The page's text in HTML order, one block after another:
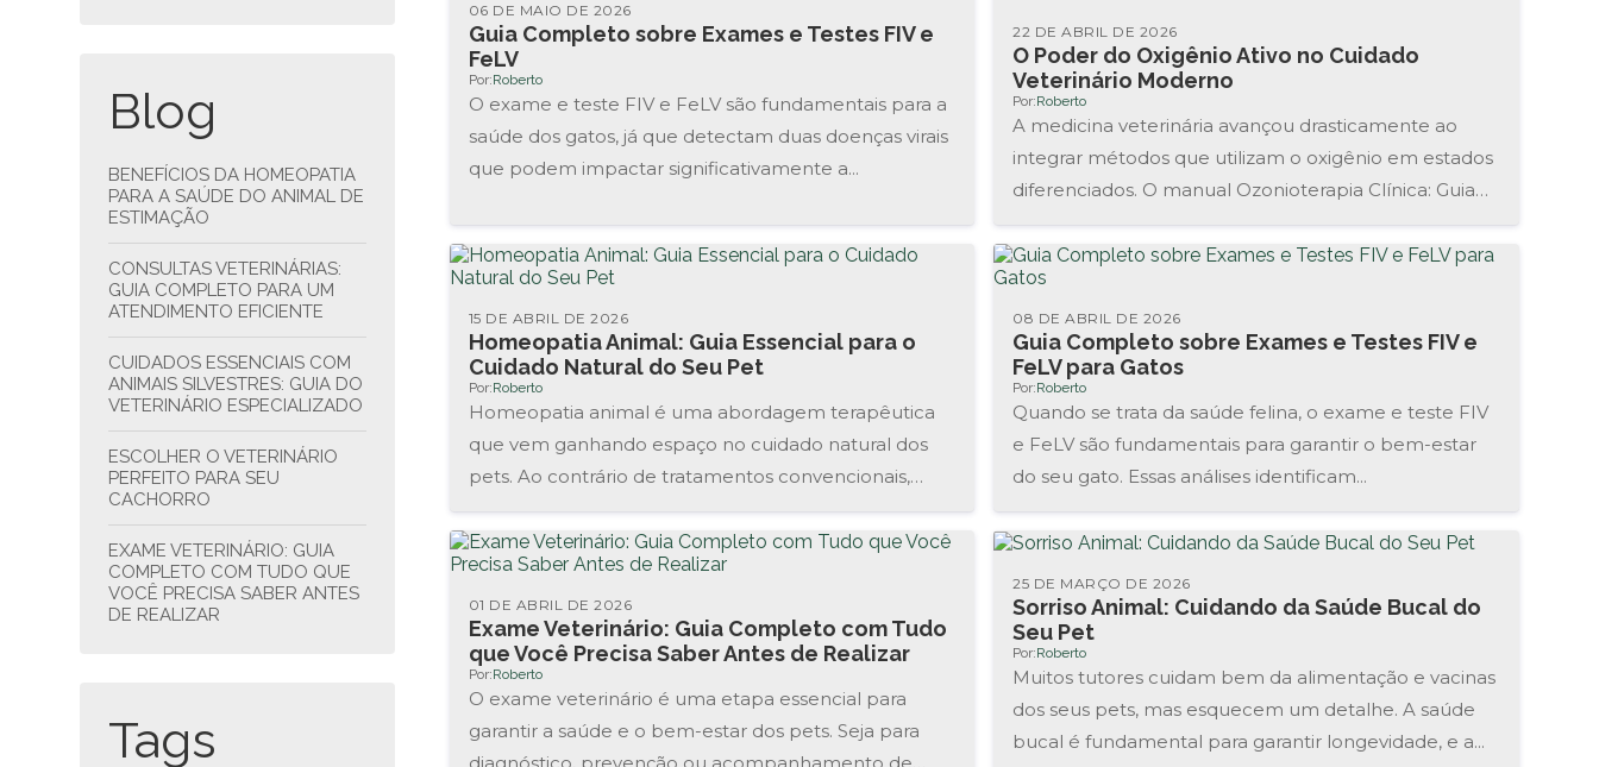
Blog
BENEFÍCIOS DA HOMEOPATIA
PARA A SAÚDE DO ANIMAL DE
ESTIMAÇÃO
CONSULTAS VETERINÁRIAS:
GUIA COMPLETO PARA UM
ATENDIMENTO EFICIENTE
CUIDADOS ESSENCIAIS COM
ANIMAIS SILVESTRES: GUIA DO
VETERINÁRIO ESPECIALIZADO
ESCOLHER O VETERINÁRIO
PERFEITO PARA SEU
CACHORRO
EXAME VETERINÁRIO: GUIA
COMPLETO COM TUDO QUE
VOCÊ PRECISA SABER ANTES
DE REALIZAR
CONSULTA
Tags
Guia Completo sobre Exames e Testes FIV e
FeLV
06 DE MAIO DE 2026
Por:Roberto
O exame e teste FIV e FeLV são fundamentais para a
saúde dos gatos, já que detectam duas doenças virais
que podem impactar significativamente a...
O Poder do Oxigênio Ativo no Cuidado
Veterinário Moderno
22 DE ABRIL DE 2026
Por:Roberto
A medicina veterinária avançou drasticamente ao
integrar métodos que utilizam o oxigênio em estados
diferenciados. O manual Ozonioterapia Clínica: Guia
Homeopatia Animal: Guia Essencial para o
Cuidado Natural do Seu Pet
15 DE ABRIL DE 2026
Por:Roberto
Homeopatia animal é uma abordagem terapêutica
que vem ganhando espaço no cuidado natural dos
pets. Ao contrário de tratamentos convencionais,
Guia Completo sobre Exames e Testes FIV e
FeLV para Gatos
08 DE ABRIL DE 2026
Por:Roberto
Quando se trata da saúde felina, o exame e teste FIV
e FeLV são fundamentais para garantir o bem-estar
do seu gato. Essas análises identificam...
Exame Veterinário: Guia Completo com Tudo
que Você Precisa Saber Antes de Realizar
01 DE ABRIL DE 2026
Por:Roberto
O exame veterinário é uma etapa essencial para
garantir a saúde e o bem-estar dos pets. Seja para
Sorriso Animal: Cuidando da Saúde Bucal do
Seu Pet
25 DE MARÇO DE 2026
Por:Roberto
Muitos tutores cuidam bem da alimentação e vacinas
dos seus pets, mas esquecem um detalhe. A saúde
bucal é fundamental para garantir longevidade, e a...